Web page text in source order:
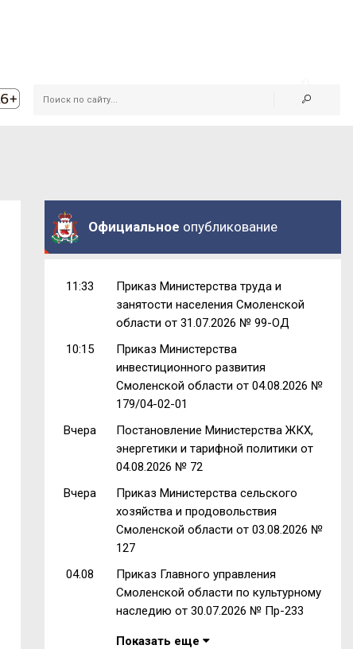
Официальное опубликование
11:33
Приказ Министерства труда и
занятости населения Смоленской
области от 31.07.2026 № 99-ОД
10:15
Приказ Министерства
инвестиционного развития
Смоленской области от 04.08.2026 №
179/04-02-01
Вчера
Постановление Министерства ЖКХ,
энергетики и тарифной политики от
04.08.2026 № 72
Вчера
Приказ Министерства сельского
хозяйства и продовольствия
Смоленской области от 03.08.2026 №
127
04.08
Приказ Главного управления
Смоленской области по культурному
наследию от 30.07.2026 № Пр-233
Показать еще